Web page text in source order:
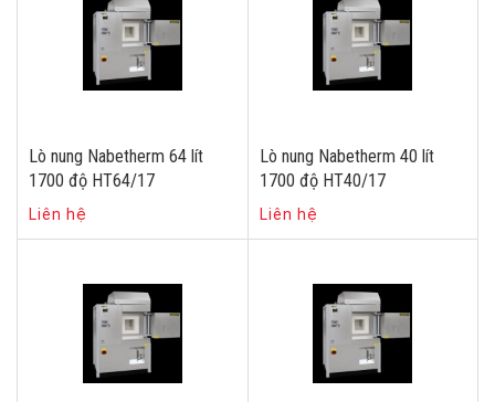
Lò nung Nabetherm 64 lít
1700 độ HT64/17
Liên hệ
Lò nung Nabetherm 40 lít
1700 độ HT40/17
Liên hệ